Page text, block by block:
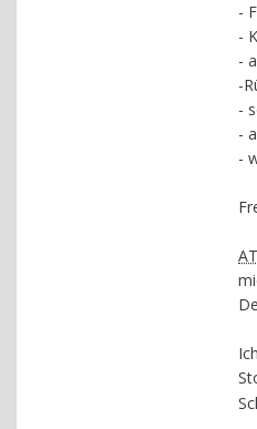
-
-
-
-
-
-
-